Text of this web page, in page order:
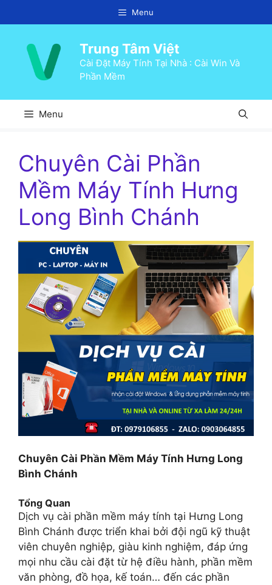
đến
Menu
Trung Tâm Việt
Cài Đặt Máy Tính Tại Nhà : Cài Win Và
Phần Mềm
Menu
Chuyên Cài Phần
Mềm Máy Tính Hưng
Long Bình Chánh
Chuyên Cài Phần Mềm Máy Tính Hưng Long
Bình Chánh
Tổng Quan
Dịch vụ cài phần mềm máy tính tại Hưng Long
Bình Chánh được triển khai bởi đội ngũ kỹ thuật
viên chuyên nghiệp, giàu kinh nghiệm, đáp ứng
mọi nhu cầu cài đặt từ hệ điều hành, phần mềm
văn phòng, đồ họa, kế toán… đến các phần